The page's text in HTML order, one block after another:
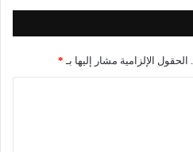
الحقول الإلزامية مشار إليها بـ *